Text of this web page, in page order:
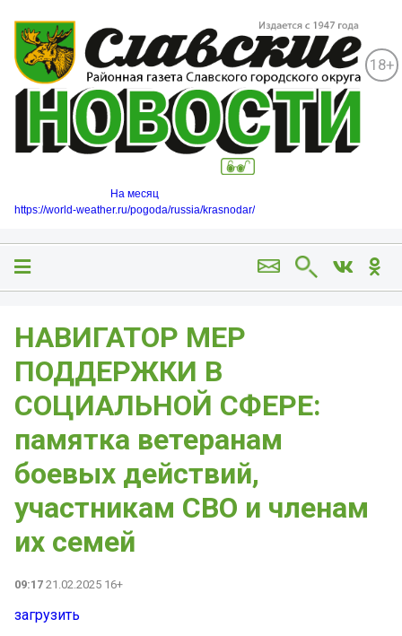
18+
На месяц
https://world-weather.ru/pogoda/russia/krasnodar/
НАВИГАТОР МЕР
ПОДДЕРЖКИ В
СОЦИАЛЬНОЙ СФЕРЕ:
памятка ветеранам
боевых действий,
участникам СВО и членам
их семей
09:17 21.02.2025 16+
загрузить